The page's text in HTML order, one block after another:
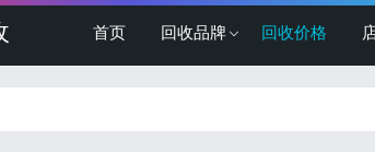
首页 回收品牌 回收价格